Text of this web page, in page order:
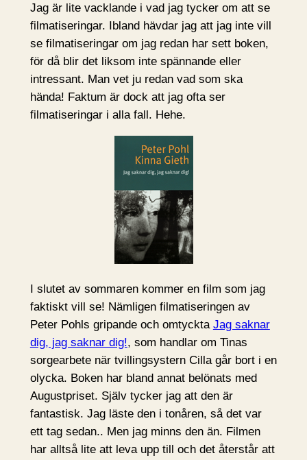
Jag är lite vacklande i vad jag tycker om att se
filmatiseringar. Ibland hävdar jag att jag inte vill
se filmatiseringar om jag redan har sett boken,
för då blir det liksom inte spännande eller
intressant. Man vet ju redan vad som ska
hända! Faktum är dock att jag ofta ser
filmatiseringar i alla fall. Hehe.
I slutet av sommaren kommer en film som jag
faktiskt vill se! Nämligen filmatiseringen av
Peter Pohls gripande och omtyckta Jag saknar
dig, jag saknar dig!, som handlar om Tinas
sorgearbete när tvillingsystern Cilla går bort i en
olycka. Boken har bland annat belönats med
Augustpriset. Själv tycker jag att den är
fantastisk. Jag läste den i tonåren, så det var
ett tag sedan.. Men jag minns den än. Filmen
har alltså lite att leva upp till och det återstår att